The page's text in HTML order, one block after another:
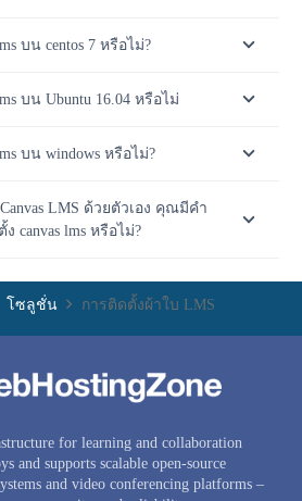
บน centos 7 หรือไม่?
บน Ubuntu 16.04 หรือไม่
บน windows หรือไม่?
LMS ด้วยตัวเอง คุณมีคำ
canvas lms หรือไม่?
โซลูชั่น การติดตั้งผ้าใบ LMS
for learning and collaboration
and supports scalable open-source
and video conferencing platforms –